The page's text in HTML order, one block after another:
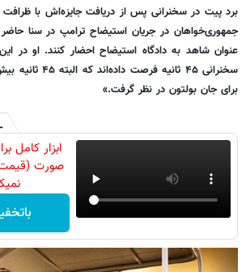
برد پیت در سخنرانی پس از دریافت جایزه‌اش با
جمهوری‌خواهان در جریان استیضاح ترامپ در سنا
عنوان شاهد به دادگاه استیضاح احضار کنند. او در
سخنرانی ۴۵ ثانیه
برای جان بولتون در نظر گرفت.»
ابزار کامل
صورت (قیمت